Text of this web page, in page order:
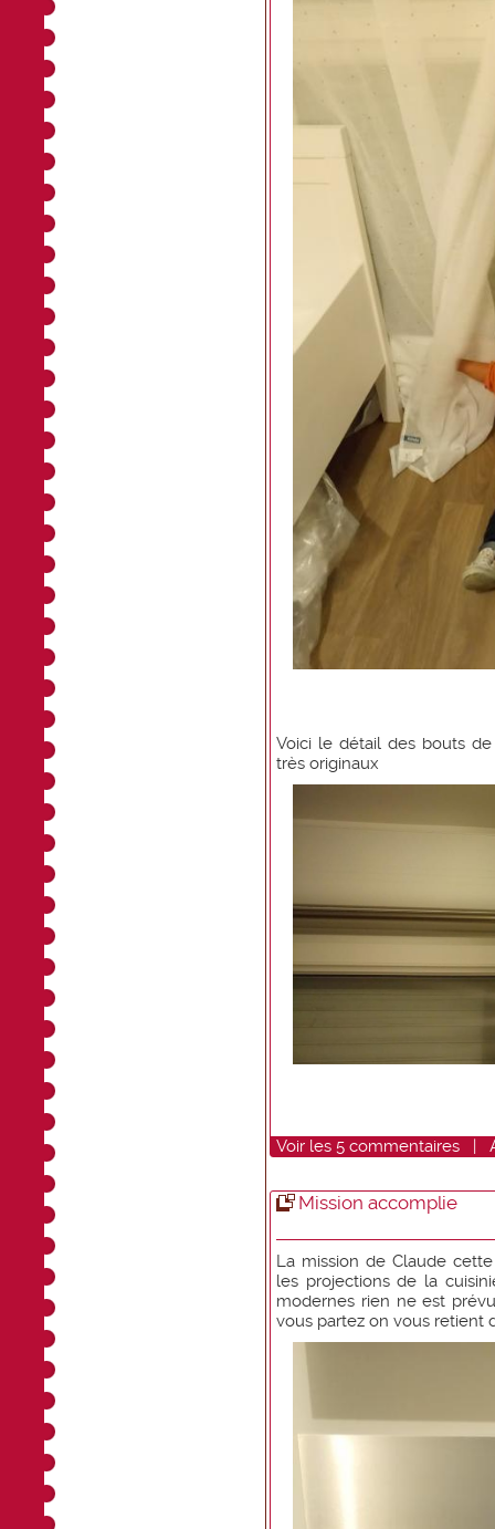
Voici le détail des bouts
très originaux
Voir les 5 commentaires |
Mission accomplie
La mission de Claude
les projections de la
modernes rien ne est
vous partez on vous retient